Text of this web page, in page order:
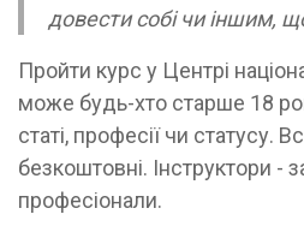
довести собі чи іншим,
Пройти курс у Центрі
може будь-хто старше 18
статі, професії чи статусу.
безкоштовні. Інструктори -
професіонали.